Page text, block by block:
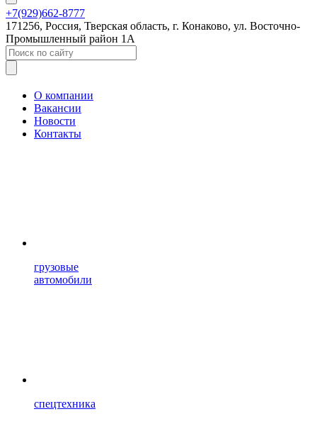
+7(929)662-8777
171256, Россия, Тверская область, г. Конаково, ул. Восточно-
Промышленный район 1А
О компании
Вакансии
Новости
Контакты
грузовые
автомобили
спецтехника